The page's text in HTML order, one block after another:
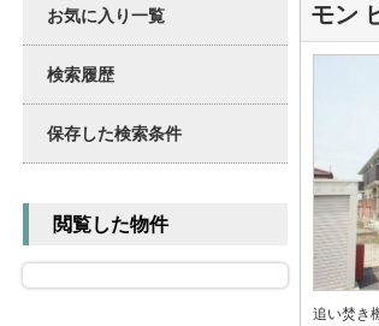
モン
追い焚き
お気に入り一覧
検索履歴
保存した検索条件
閲覧した物件